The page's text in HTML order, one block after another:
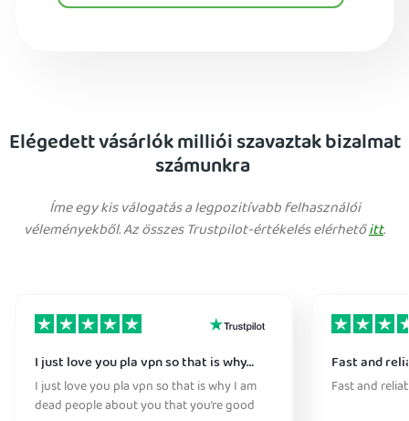
Elégedett vásárlók milliói szavaztak bizalmat
számunkra
Íme egy kis válogatás a legpozitívabb felhasználói
véleményekből. Az összes Trustpilot-értékelés elérhetőitt.
I just love you pla vpn so that is why…
I just love you pla vpn so that is why I am
dead people about you that you’re good
Fast and
Fast and